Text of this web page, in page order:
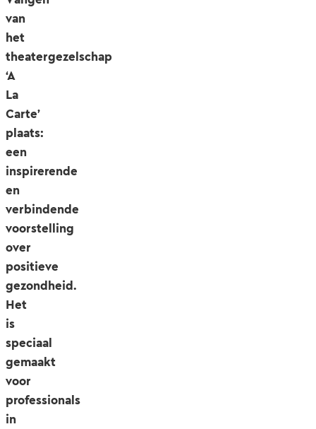
van
het
theatergezelschap
‘A
La
Carte’
plaats:
een
inspirerende
en
verbindende
voorstelling
over
positieve
gezondheid.
Het
is
speciaal
gemaakt
voor
professionals
in